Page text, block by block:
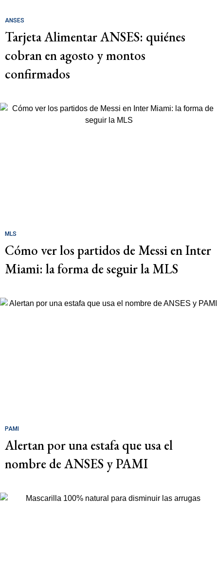
ANSES
Tarjeta Alimentar ANSES: quiénes
cobran en agosto y montos
confirmados
MLS
Cómo ver los partidos de Messi en Inter
Miami: la forma de seguir la MLS
PAMI
Alertan por una estafa que usa el
nombre de ANSES y PAMI